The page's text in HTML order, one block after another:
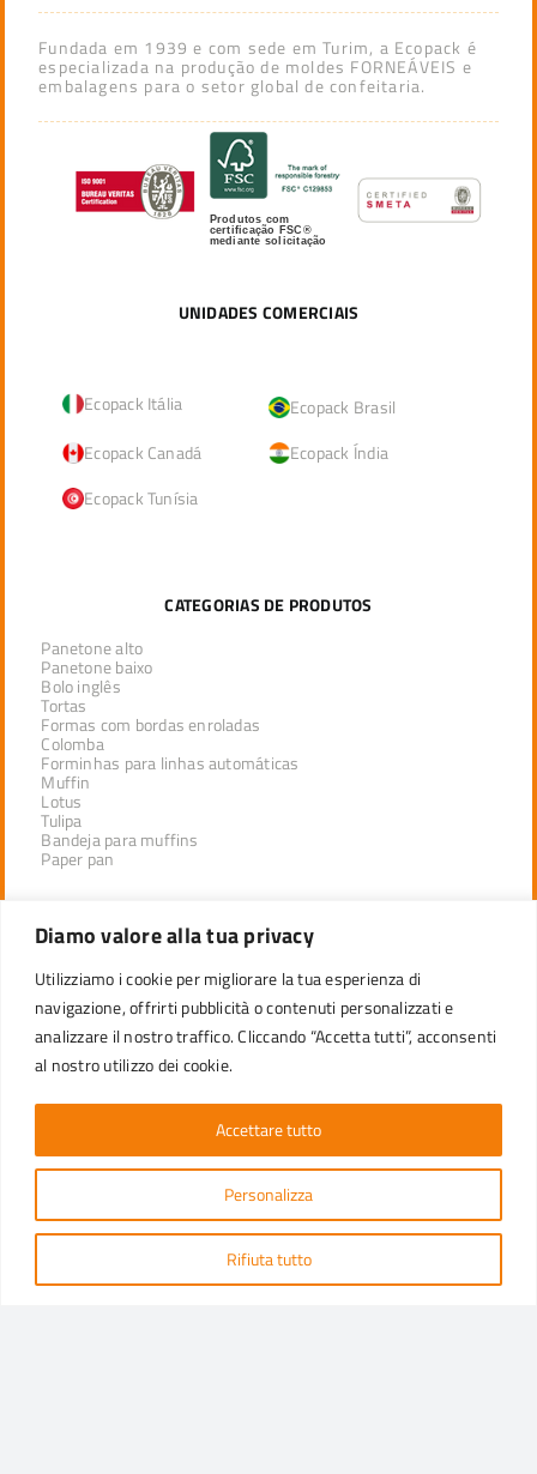
Diamo valore alla tua privacy
Utilizziamo i cookie per migliorare la tua esperienza di
navigazione, offrirti pubblicità o contenuti personalizzati e
analizzare il nostro traffico. Cliccando “Accetta tutti”, acconsenti
al nostro utilizzo dei cookie.
Personalizza
Rifiuta tutto
Accettare tutto
SOLICITAR INFORMAÇÕES
Fundada em 1939 e com sede em Turim, a Ecopack é
especializada na produção de moldes FORNEÁVEIS e
embalagens para o setor global de confeitaria.
Produtos com
certificação FSC®
mediante solicitação
UNIDADES COMERCIAIS
Ecopack Itália
Ecopack Brasil
Ecopack Canadá
Ecopack Índia
Ecopack Tunísia
CATEGORIAS DE PRODUTOS
Panetone alto
Panetone baixo
Bolo inglês
Tortas
Formas com bordas enroladas
Colomba
Forminhas para linhas automáticas
Muffin
Lotus
Tulipa
Bandeja para muffins
Paper pan
PRODUTOS POR SETOR
FORMAS DESEMPILHAMENTO INDUSTRIAL
DISTRIBUIDORES – LINHA PROFISSIONAL
VAREJO
ATENDIMENTO AO CLIENTE
Para qualquer informação, envie um e-mail para o nosso
Serviço de Atendimento ao Cliente ou entre em contato
conosco pelas mídias sociais.
brasil_comercial@ecopack.com